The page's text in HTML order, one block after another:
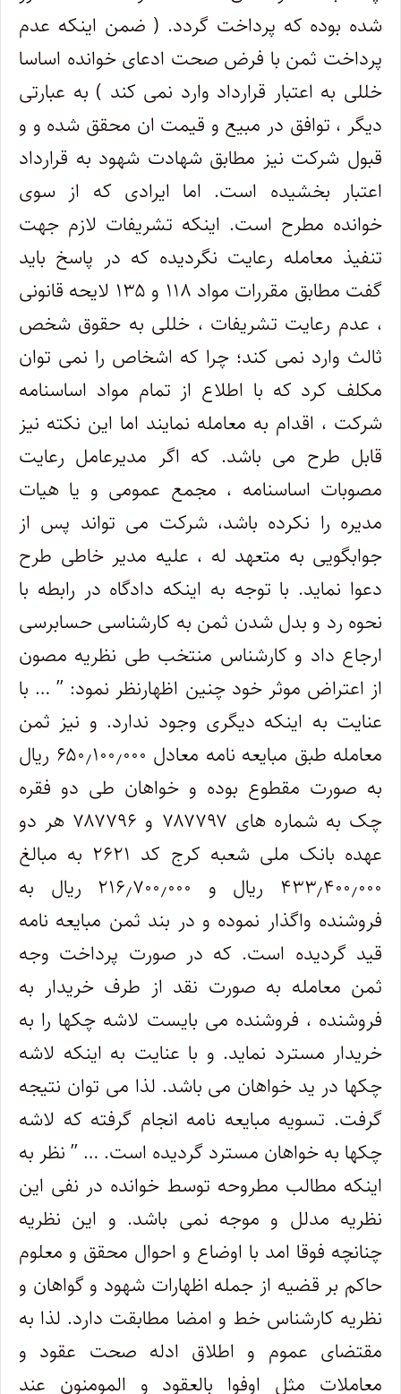
شده بوده که پرداخت گردد. ( ضمن اینکه عدم
پرداخت ثمن با فرض صحت ادعای خوانده اساسا
خللی به اعتبار قرارداد وارد نمی کند ) به عبارتی
دیگر ، توافق در مبیع و قیمت ان محقق شده و و
قبول شرکت نیز مطابق شهادت شهود به قرارداد
اعتبار بخشیده است. اما ایرادی که از سوی
خوانده مطرح است. اینکه تشریفات لازم جهت
تنفیذ معامله رعایت نگردیده که در پاسخ باید
گفت مطابق مقررات مواد ۱۱۸ و ۱۳۵ لایحه قانونی
، عدم رعایت تشریفات ، خللی به حقوق شخص
ثالث وارد نمی کند؛ چرا که اشخاص را نمی توان
مکلف کرد که با اطلاع از تمام مواد اساسنامه
شرکت ، اقدام به معامله نمایند اما این نکته نیز
قابل طرح می باشد. که اگر مدیرعامل رعایت
مصوبات اساسنامه ، مجمع عمومی و یا هیات
مدیره را نکرده باشد، شرکت می تواند پس از
جوابگویی به متعهد له ، علیه مدیر خاطی طرح
دعوا نماید. با توجه به اینکه دادگاه در رابطه با
نحوه رد و بدل شدن ثمن به کارشناسی حسابرسی
ارجاع داد و کارشناس منتخب طی نظریه مصون
از اعتراض موثر خود چنین اظهارنظر نمود: ” … با
عنایت به اینکه دیگری وجود ندارد. و نیز ثمن
معامله طبق مبایعه نامه معادل ۶۵۰٫۱۰۰٫۰۰۰ ریال
به صورت مقطوع بوده و خواهان طی دو فقره
چک به شماره های ۷۸۷۷۹۷ و ۷۸۷۷۹۶ هر دو
عهده بانک ملی شعبه کرج کد ۲۶۲۱ به مبالغ
۴۳۳٫۴۰۰٫۰۰۰ ریال و ۲۱۶٫۷۰۰٫۰۰۰ ریال به
فروشنده واگذار نموده و در بند ثمن مبایعه نامه
قید گردیده است. که در صورت پرداخت وجه
ثمن معامله به صورت نقد از طرف خریدار به
فروشنده ، فروشنده می بایست لاشه چکها را به
خریدار مسترد نماید. و با عنایت به اینکه لاشه
چکها در ید خواهان می باشد. لذا می توان نتیجه
گرفت. تسویه مبایعه نامه انجام گرفته که لاشه
چکها به خواهان مسترد گردیده است. … ” نظر به
اینکه مطالب مطروحه توسط خوانده در نفی این
نظریه مدلل و موجه نمی باشد. و این نظریه
چنانچه فوقا امد با اوضاع و احوال محقق و معلوم
حاکم بر قضیه از جمله اظهارات شهود و گواهان و
نظریه کارشناس خط و امضا مطابقت دارد. لذا به
مقتضای عموم و اطلاق ادله صحت عقود و
معاملات مثل اوفوا بالعقود و المومنون عند